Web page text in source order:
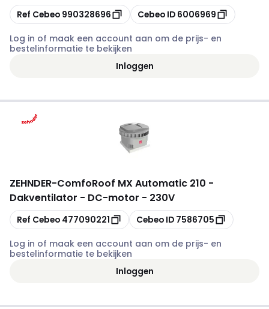
Kopiëren
Ref Cebeo 990328696 Kopiëren
Cebeo ID 6006969
Log in of maak een account aan om de prijs- en
bestelinformatie te bekijken
Inloggen
ZEHNDER-ComfoRoof MX Automatic 210 -
Dakventilator - DC-motor - 230V
Kopiëren
Ref Cebeo 477090221 Kopiëren
Cebeo ID 7586705
Log in of maak een account aan om de prijs- en
bestelinformatie te bekijken
Inloggen